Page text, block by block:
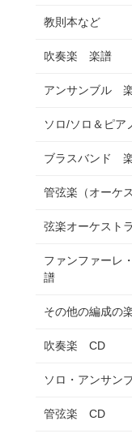
教則本など
吹奏楽 楽譜
アンサンブル
ソロ/ソロ＆ピ
ブラスバンド
管弦楽（オーケ
弦楽オーケスト
ファンファーレ
譜
その他の編成の
吹奏楽 CD
ソロ・アンサン
管弦楽 CD